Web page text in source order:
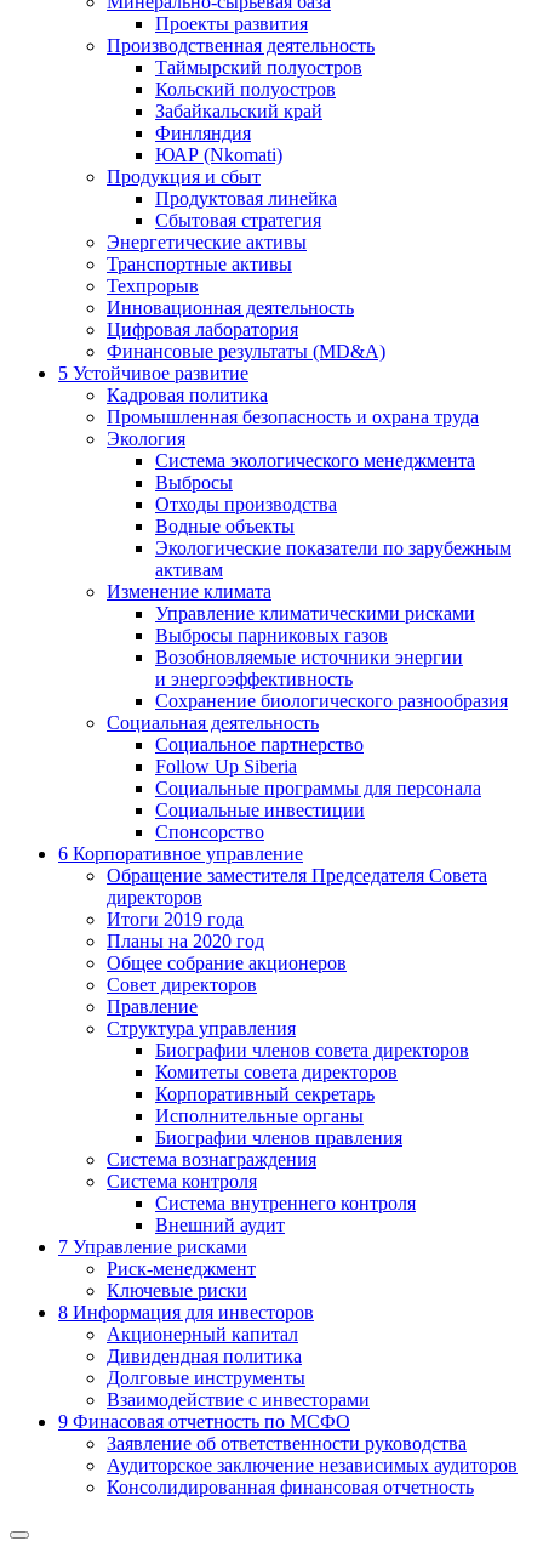
Проекты развития
Производственная деятельность
Таймырский полуостров
Кольский полуостров
Забайкальский край
Финляндия
ЮАР (Nkomati)
Продукция и сбыт
Продуктовая линейка
Сбытовая стратегия
Энергетические активы
Транспортные активы
Техпрорыв
Инновационная деятельность
Цифровая лаборатория
Финансовые результаты (MD&A)
5 Устойчивое развитие
Кадровая политика
Промышленная безопасность и охрана труда
Экология
Система экологического менеджмента
Выбросы
Отходы производства
Водные объекты
Экологические показатели по зарубежным
активам
Изменение климата
Управление климатическими рисками
Выбросы парниковых газов
Возобновляемые источники энергии
и энергоэффективность
Сохранение биологического разнообразия
Социальная деятельность
Социальное партнерство
Follow Up Siberia
Социальные программы для персонала
Социальные инвестиции
Спонсорство
6 Корпоративное управление
Обращение заместителя Председателя Совета
директоров
Итоги 2019 года
Планы на 2020 год
Общее собрание акционеров
Совет директоров
Правление
Структура управления
Биографии членов совета директоров
Комитеты совета директоров
Корпоративный секретарь
Исполнительные органы
Биографии членов правления
Система вознаграждения
Система контроля
Система внутреннего контроля
Внешний аудит
7 Управление рисками
Риск-менеджмент
Ключевые риски
8 Информация для инвесторов
Акционерный капитал
Дивидендная политика
Долговые инструменты
Взаимодействие с инвеcторами
9 Финасовая отчетность по МСФО
Заявление об ответственности руководства
Аудиторское заключение независимых аудиторов
Консолидированная финансовая отчетность